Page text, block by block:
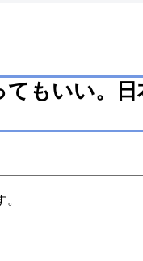
もいい。日